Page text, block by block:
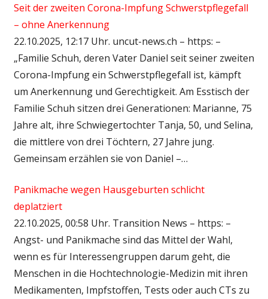
Seit der zweiten Corona-Impfung Schwerstpflegefall
– ohne Anerkennung
22.10.2025, 12:17 Uhr. uncut-news.ch – https: –
„Familie Schuh, deren Vater Daniel seit seiner zweiten
Corona-Impfung ein Schwerstpflegefall ist, kämpft
um Anerkennung und Gerechtigkeit. Am Esstisch der
Familie Schuh sitzen drei Generationen: Marianne, 75
Jahre alt, ihre Schwiegertochter Tanja, 50, und Selina,
die mittlere von drei Töchtern, 27 Jahre jung.
Gemeinsam erzählen sie von Daniel –…
Panikmache wegen Hausgeburten schlicht
deplatziert
22.10.2025, 00:58 Uhr. Transition News – https: –
Angst- und Panikmache sind das Mittel der Wahl,
wenn es für Interessengruppen darum geht, die
Menschen in die Hochtechnologie-Medizin mit ihren
Medikamenten, Impfstoffen, Tests oder auch CTs zu